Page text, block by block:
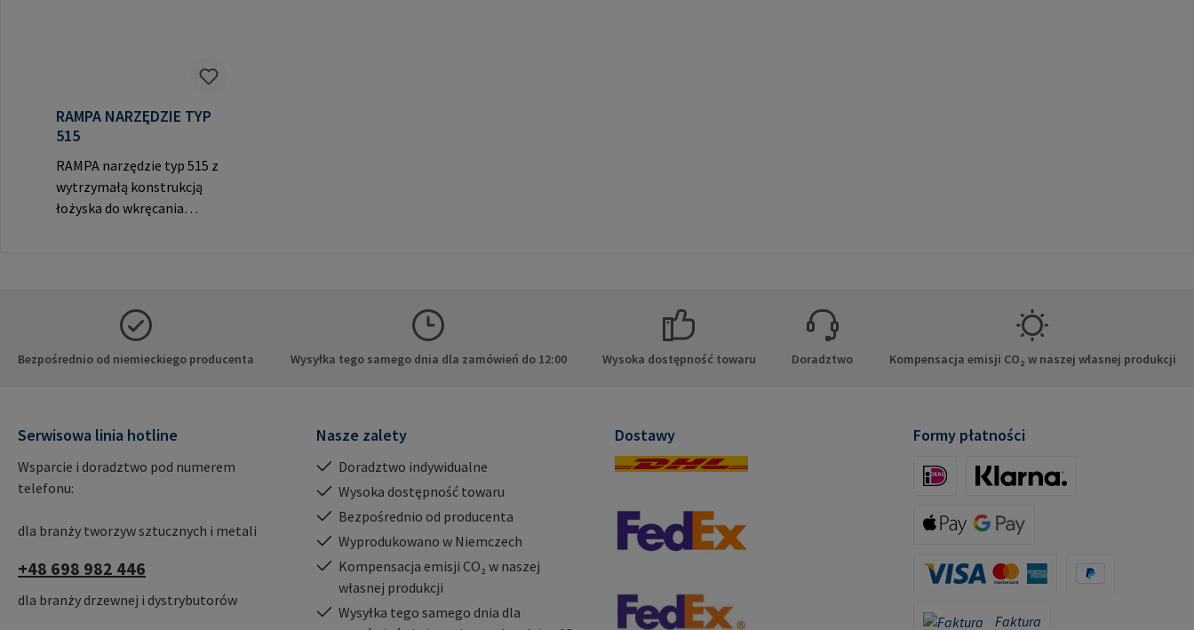
RAMPA NARZĘDZIE TYP
515
RAMPA narzędzie typ 515 z
wytrzymałą konstrukcją
łożyska do wkręcania
RAMPA. Dane producenta:
RAMPA GmbH & Co. KG Auf
der Heide 8 21514 Büchen
Bezpośrednio od niemieckiego producenta Wysyłka tego samego dnia dla zamówień do 12:00 Wysoka dostępność towaru Doradztwo Kompensacja emisji CO₂ w naszej własnej produkcji
Serwisowa linia hotline
Wsparcie i doradztwo pod numerem
telefonu:
dla branży tworzyw sztucznych i metali
+48 698 982 446
dla branży drzewnej i dystrybutorów
Nasze zalety
Doradztwo indywidualne
Wysoka dostępność towaru
Bezpośrednio od producenta
Wyprodukowano w Niemczech
Kompensacja emisji CO₂ w naszej
własnej produkcji
Wysyłka tego samego dnia dla
Dostawy Formy płatności
Faktura
Faktura